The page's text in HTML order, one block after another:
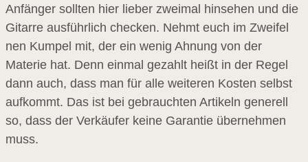
Anfänger sollten hier lieber zweimal hinsehen und die
Gitarre ausführlich checken. Nehmt euch im Zweifel
nen Kumpel mit, der ein wenig Ahnung von der
Materie hat. Denn einmal gezahlt heißt in der Regel
dann auch, dass man für alle weiteren Kosten selbst
aufkommt. Das ist bei gebrauchten Artikeln generell
so, dass der Verkäufer keine Garantie übernehmen
muss.